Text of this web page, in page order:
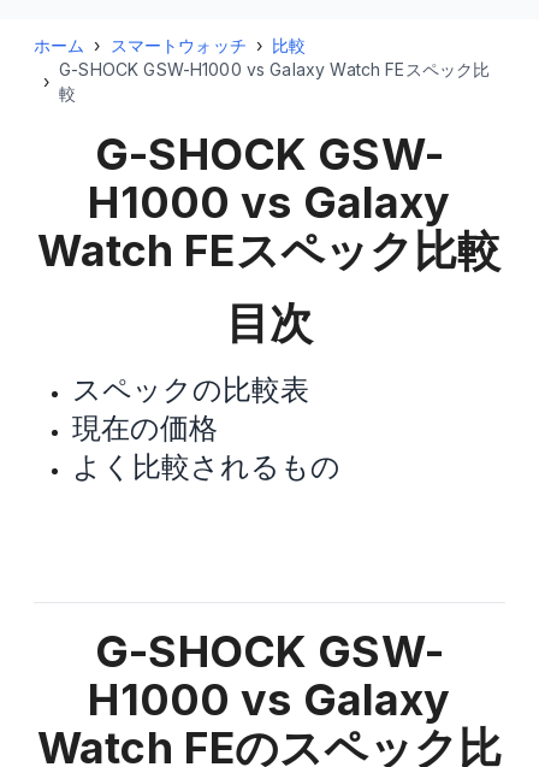
ホーム › スマートウォッチ › 比較
›
G-SHOCK GSW-H1000 vs Galaxy Watch FEスペック比
較
G-SHOCK GSW-
H1000 vs Galaxy
Watch FEスペック比較
目次
スペックの比較表
現在の価格
よく比較されるもの
G-SHOCK GSW-
H1000 vs Galaxy
Watch FEのスペック比